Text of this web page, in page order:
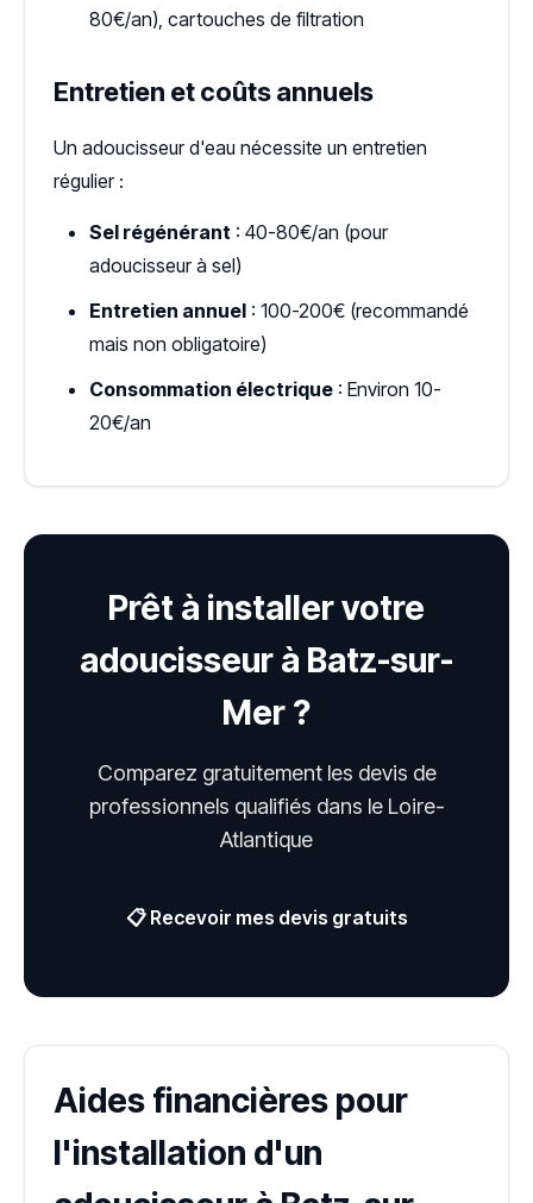
80€/an), cartouches de filtration
Entretien et coûts annuels
Un adoucisseur d'eau nécessite un entretien
régulier :
Sel régénérant : 40-80€/an (pour
adoucisseur à sel)
Entretien annuel : 100-200€ (recommandé
mais non obligatoire)
Consommation électrique : Environ 10-
20€/an
Prêt à installer votre
adoucisseur à Batz-sur-
Mer ?
Comparez gratuitement les devis de
professionnels qualifiés dans le Loire-
Atlantique
📋 Recevoir mes devis gratuits
Aides financières pour
l'installation d'un